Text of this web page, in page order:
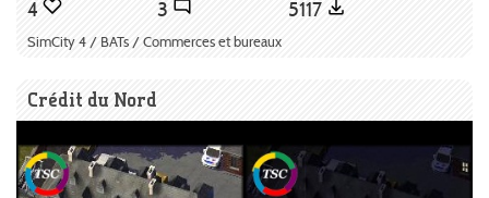
4 3 5117
SimCity 4 / BATs / Commerces et bureaux
Crédit du Nord